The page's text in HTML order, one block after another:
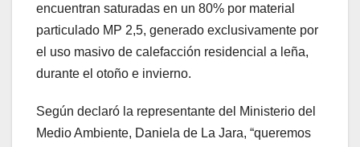
encuentran saturadas en un 80% por material
particulado MP 2,5, generado exclusivamente por
el uso masivo de calefacción residencial a leña,
durante el otoño e invierno.
Según declaró la representante del Ministerio del
Medio Ambiente, Daniela de La Jara, “queremos